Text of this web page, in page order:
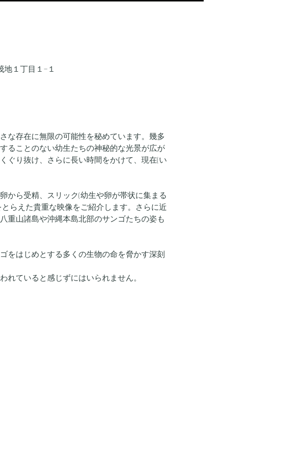
１丁目１−１
な存在に無限の可能性を秘めています。幾多
ることのない幼生たちの神秘的な光景が広が
ぐり抜け、さらに長い時間をかけて、現在(い
から受精、スリック(幼生や卵が帯状に集まる
らえた貴重な映像をご紹介します。さらに近
重山諸島や沖縄本島北部のサンゴたちの姿も
をはじめとする多くの生物の命を脅かす深刻
れていると感じずにはいられません。